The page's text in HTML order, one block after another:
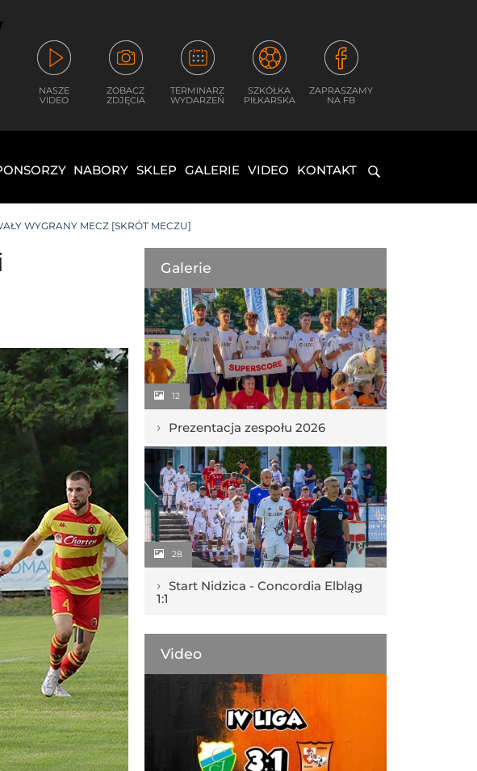
NASZE
VIDEO
ZOBACZ
ZDJĘCIA
TERMINARZ
WYDARZEŃ
SZKÓŁKA
PIŁKARSKA
ZAPRASZAMY
NA FB
NABORY SKLEP GALERIE VIDEO KONTAKT
WYGRANY MECZ [SKRÓT MECZU]
Galerie
12
› Prezentacja zespołu 2026
28
› Start Nidzica - Concordia Elbląg
1:1
Video